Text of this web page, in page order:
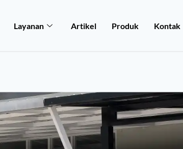
Layanan Artikel Produk Kontak